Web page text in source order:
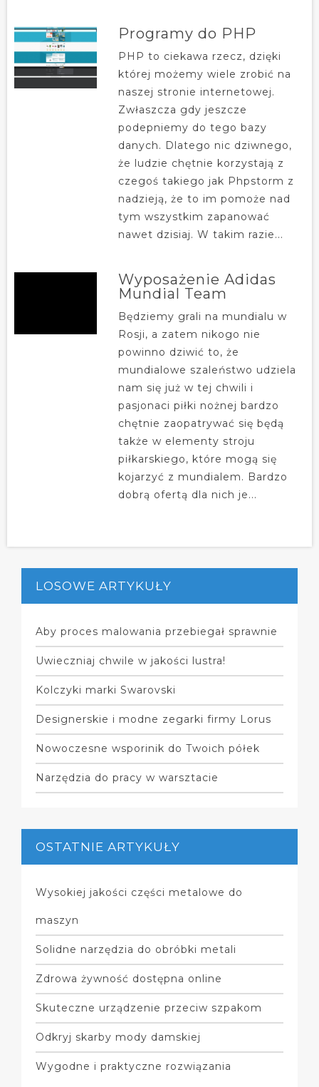
Programy do PHP
PHP to ciekawa rzecz, dzięki
której możemy wiele zrobić na
naszej stronie internetowej.
Zwłaszcza gdy jeszcze
podepniemy do tego bazy
danych. Dlatego nic dziwnego,
że ludzie chętnie korzystają z
czegoś takiego jak Phpstorm z
nadzieją, że to im pomoże nad
tym wszystkim zapanować
nawet dzisiaj. W takim razie...
Wyposażenie Adidas
Mundial Team
Będziemy grali na mundialu w
Rosji, a zatem nikogo nie
powinno dziwić to, że
mundialowe szaleństwo udziela
nam się już w tej chwili i
pasjonaci piłki nożnej bardzo
chętnie zaopatrywać się będą
także w elementy stroju
piłkarskiego, które mogą się
kojarzyć z mundialem. Bardzo
dobrą ofertą dla nich je...
LOSOWE ARTYKUŁY
Aby proces malowania przebiegał sprawnie
Uwieczniaj chwile w jakości lustra!
Kolczyki marki Swarovski
Designerskie i modne zegarki firmy Lorus
Nowoczesne wsporinik do Twoich półek
Narzędzia do pracy w warsztacie
OSTATNIE ARTYKUŁY
Wysokiej jakości części metalowe do
maszyn
Solidne narzędzia do obróbki metali
Zdrowa żywność dostępna online
Skuteczne urządzenie przeciw szpakom
Odkryj skarby mody damskiej
Wygodne i praktyczne rozwiązania